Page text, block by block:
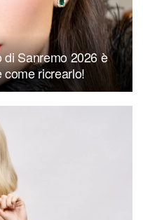
di Sanremo 2026 è
ricrearlo!